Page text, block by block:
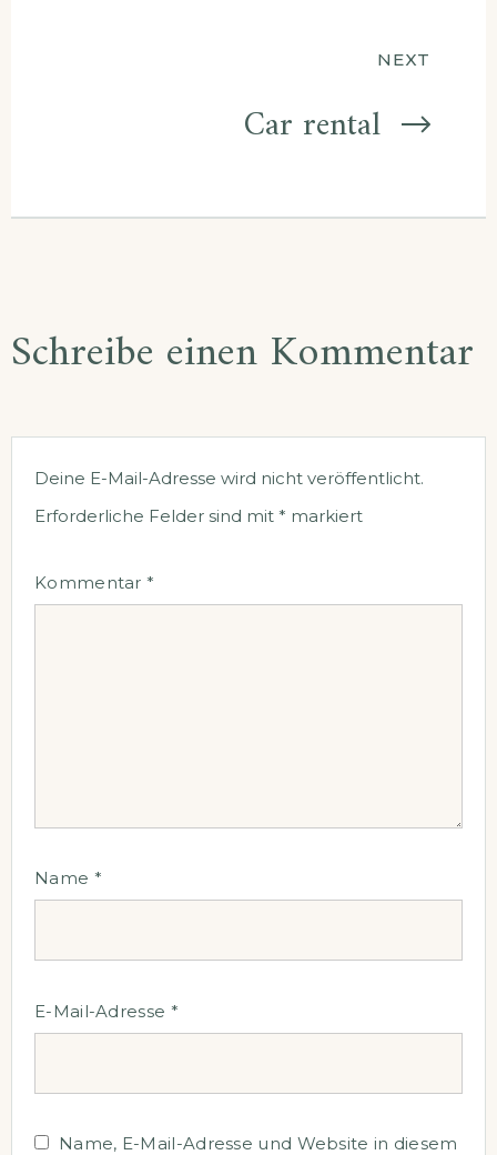
NEXT
Car rental
Schreibe einen Kommentar
Deine E-Mail-Adresse wird nicht veröffentlicht.
Erforderliche Felder sind mit * markiert
Kommentar*
Name *
E-Mail-Adresse *
Name, E-Mail-Adresse und Website in diesem